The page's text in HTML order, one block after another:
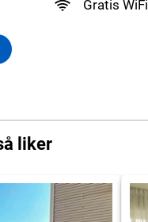
Gratis WiFi
liker